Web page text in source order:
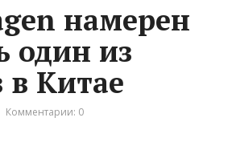
намерен
один из
в Китае
Комментарии: 0